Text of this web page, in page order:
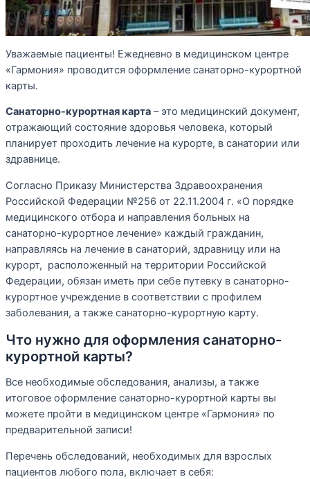
Уважаемые пациенты! Ежедневно в медицинском центре
«Гармония» проводится оформление санаторно-курортной
карты.
Санаторно-курортная карта – это медицинский документ,
отражающий состояние здоровья человека, который
планирует проходить лечение на курорте, в санатории или
здравнице.
Согласно Приказу Министерства Здравоохранения
Российской Федерации №256 от 22.11.2004 г. «О порядке
медицинского отбора и направления больных на
санаторно-курортное лечение» каждый гражданин,
направляясь на лечение в санаторий, здравницу или на
курорт, расположенный на территории Российской
Федерации, обязан иметь при себе путевку в санаторно-
курортное учреждение в соответствии с профилем
заболевания, а также санаторно-курортную карту.
Что нужно для оформления санаторно-
курортной карты?
Все необходимые обследования, анализы, а также
итоговое оформление санаторно-курортной карты вы
можете пройти в медицинском центре «Гармония» по
предварительной записи!
Перечень обследований, необходимых для взрослых
пациентов любого пола, включает в себя: